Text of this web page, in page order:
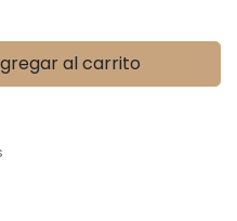
al carrito